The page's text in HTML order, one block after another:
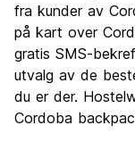
Feste
Verdi for pengene
fra kunder av
på kart over
gratis SMS-
utvalg av de
du er der.
Cordoba